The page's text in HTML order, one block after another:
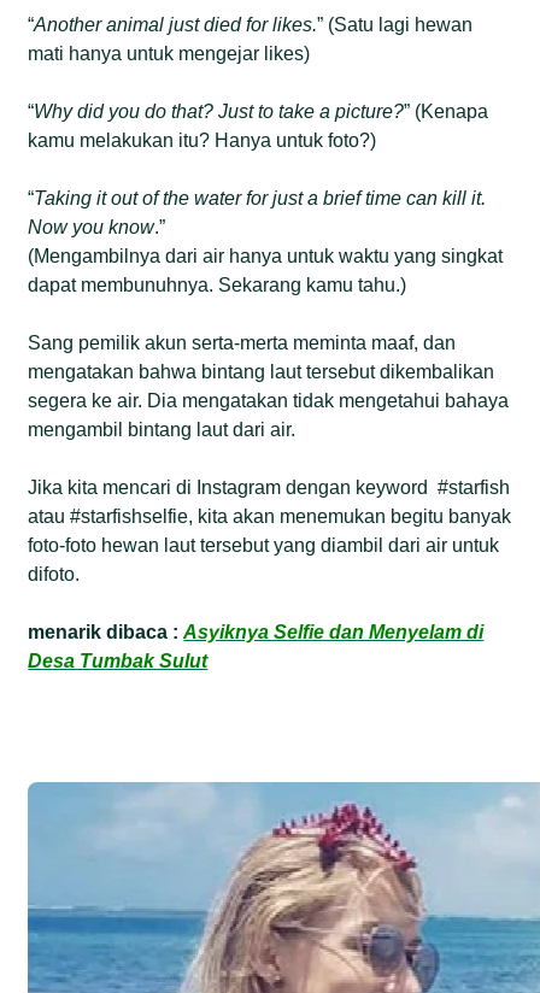
“Another animal just died for likes.” (Satu lagi hewan
mati hanya untuk mengejar likes)
“Why did you do that? Just to take a picture?” (Kenapa
kamu melakukan itu? Hanya untuk foto?)
“Taking it out of the water for just a brief time can kill it.
Now you know.”
(Mengambilnya dari air hanya untuk waktu yang singkat
dapat membunuhnya. Sekarang kamu tahu.)
Sang pemilik akun serta-merta meminta maaf, dan
mengatakan bahwa bintang laut tersebut dikembalikan
segera ke air. Dia mengatakan tidak mengetahui bahaya
mengambil bintang laut dari air.
Jika kita mencari di Instagram dengan keyword #starfish
atau #starfishselfie, kita akan menemukan begitu banyak
foto-foto hewan laut tersebut yang diambil dari air untuk
difoto.
menarik dibaca :Asyiknya Selfie dan Menyelam di
Desa Tumbak Sulut